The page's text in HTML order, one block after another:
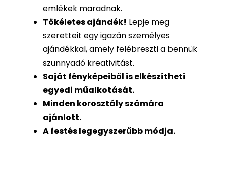
emlékek maradnak.
Tökéletes ajándék! Lepje meg
szeretteit egy igazán személyes
ajándékkal, amely felébreszti a bennük
szunnyadó kreativitást.
Saját fényképeiből iselkészítheti
egyedi műalkotását.
Minden korosztály számára
ajánlott.
A festés legegyszerűbb módja.